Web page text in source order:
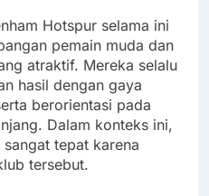
Hotspur selama ini
pemain muda dan
atraktif. Mereka selalu
hasil dengan gaya
berorientasi pada
Dalam konteks ini,
tepat karena
tersebut.